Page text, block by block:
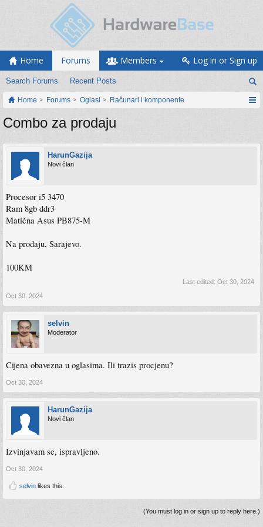
Home Forums
Search Forums Recent Posts
Members Log in or Sign up
Home Forums Oglasi Računari i komponente
Combo za prodaju
HarunGazija
Novi član
Procesor i5 3470
Ram 8gb ddr3
Matična Asus PB875-M
Na prodaju, Sarajevo.
100KM
Last edited: Oct 30, 2024
Oct 30, 2024
selvin
Moderator
Cijena obavezna u oglasima. Ili trazis procjenu?
Oct 30, 2024
HarunGazija
Novi član
Izvinjavam se, ispravljeno.
Oct 30, 2024
selvin likes this.
(You must log in or sign up to reply here.)